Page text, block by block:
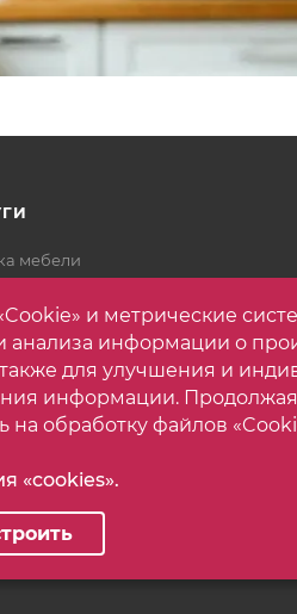
мебели
и доставкаи метрические
анализа информации о
для улучшения и
информации. Продолжая
на обработку файлов
«cookies».
Функциональные